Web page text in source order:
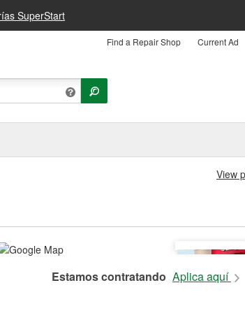
SuperStart
Find a Repair Shop Current Ad
View
Estamos contratando Aplica aquí